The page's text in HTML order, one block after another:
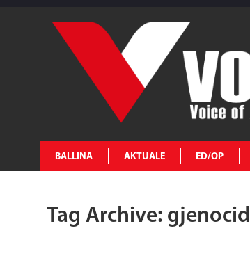
BALLINA AKTUALE ED/OP
Tag Archive: gjenocid